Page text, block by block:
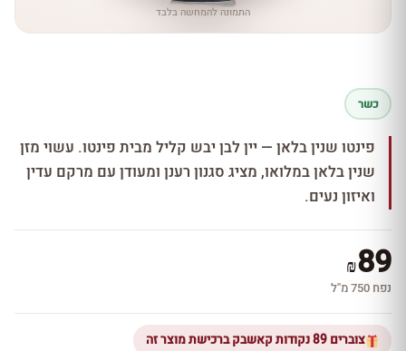
התמונה להמחשה בלבד
כשר
פינטו שנין בלאן — יין לבן יבש קליל מבית פינטו. עשוי מזן
שנין בלאן במלואו, מציג סגנון רענן ומעודן עם מרקם עדין
ואיזון נעים.
₪89
נפח 750 מ''ל
צוברים 89 נקודות קאשבק ברכישת מוצר זה